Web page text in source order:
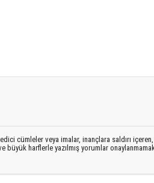
cümleler veya imalar, inançlara saldırı içeren,
büyük harflerle yazılmış yorumlar